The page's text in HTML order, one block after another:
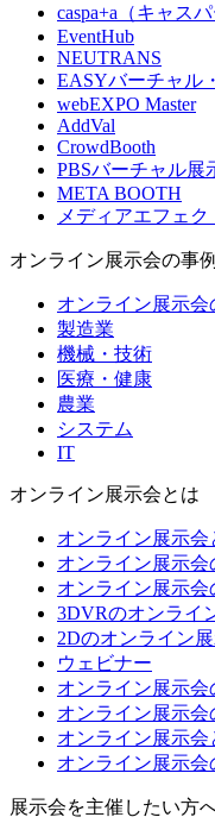
caspa+a（キャスパ
EventHub
NEUTRANS
EASYバーチャル
webEXPO Master
AddVal
CrowdBooth
PBSバーチャル展
META BOOTH
メディアエフェク
オンライン展示会の事例
オンライン展示会
製造業
機械・技術
医療・健康
農業
システム
IT
オンライン展示会とは
オンライン展示会
オンライン展示会
オンライン展示会
3DVRのオンライ
2Dのオンライン
ウェビナー
オンライン展示会
オンライン展示会
オンライン展示
オンライン展示会
展示会を主催したい方